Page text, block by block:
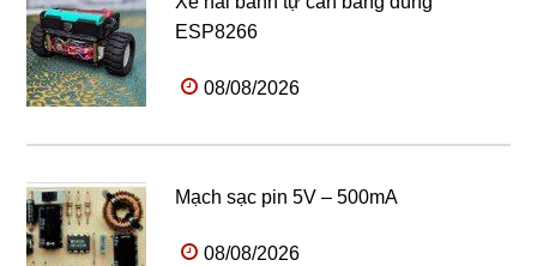
ESP8266
08/08/2026
Mạch sạc pin 5V – 500mA
08/08/2026